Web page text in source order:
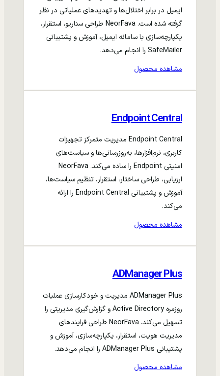
ایمیل در برابر اختلال‌ها و تهدیدهای عملیاتی در نظر
گرفته شده است. NeorFava طراحی سناریو، استقرار،
یکپارچه‌سازی با سامانه ایمیل، آموزش و پشتیبانی
SafeMailer را انجام می‌دهد.
مشاهده محصول
Endpoint Central
Endpoint Central مدیریت متمرکز تجهیزات
کاربری، نرم‌افزارها، به‌روزرسانی‌ها و سیاست‌های
امنیتی Endpoint را ساده می‌کند. NeorFava
ارزیابی، طراحی ساختار، استقرار، تنظیم سیاست‌ها،
آموزش و پشتیبانی Endpoint Central را ارائه
می‌کند.
مشاهده محصول
ADManager Plus
ADManager Plus مدیریت و خودکارسازی عملیات
روزمره Active Directory و گزارش‌گیری مدیریتی را
تسهیل می‌کند. NeorFava طراحی فرایندهای
مدیریت هویت، استقرار، یکپارچه‌سازی، آموزش و
پشتیبانی ADManager Plus را انجام می‌دهد.
مشاهده محصول